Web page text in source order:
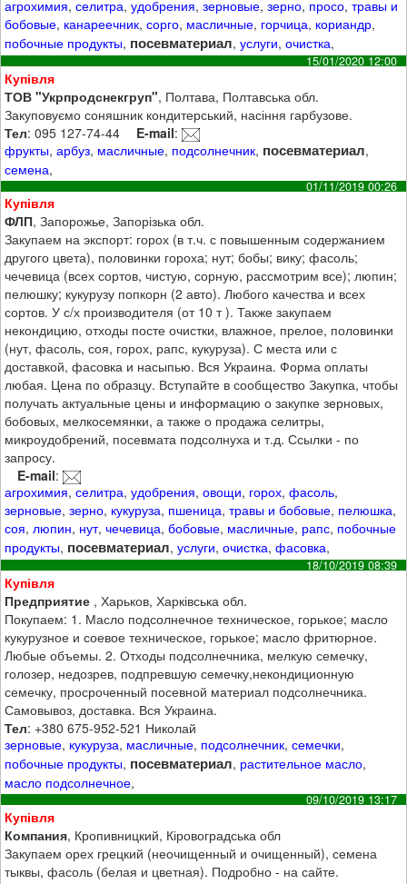
агрохимия,селитра,удобрения,зерновые,зерно, просо,травы и
бобовые, канареечник,сорго, масличные, горчица, кориандр,
побочные продукты, посевматериал,услуги,очистка,
15/01/2020 12:00
Купівля
ТОВ "Укрпродснекгруп", Полтава, Полтавська обл.
Закуповуємо соняшник кондитерський, насіння гарбузове.
Тел: 095 127-74-44 E-mail:
фрукты,арбуз, масличные, подсолнечник, посевматериал,
семена,
01/11/2019 00:26
Купівля
ФЛП, Запорожье, Запорізька обл.
Закупаем на экспорт: горох (в т.ч. с повышенным содержанием
другого цвета), половинки гороха; нут; бобы; вику; фасоль;
чечевица (всех сортов, чистую, сорную, рассмотрим все); люпин;
пелюшку; кукурузу попкорн (2 авто). Любого качества и всех
сортов. У с/х производителя (от 10 т ). Также закупаем
некондицию, отходы посте очистки, влажное, прелое, половинки
(нут, фасоль, соя, горох, рапс, кукуруза). С места или с
доставкой, фасовка и насыпью. Вся Украина. Форма оплаты
любая. Цена по образцу. Вступайте в сообщество Закупка, чтобы
получать актуальные цены и информацию о закупке зерновых,
бобовых, мелкосемянки, а также о продажа селитры,
микроудобрений, посевмата подсолнуха и т.д. Ссылки - по
запросу.
E-mail:
агрохимия,селитра,удобрения,овощи, горох,фасоль,
зерновые,зерно, кукуруза, пшеница,травы и бобовые, пелюшка,
соя,люпин, нут,чечевица,бобовые, масличные, рапс, побочные
продукты, посевматериал,услуги,очистка,фасовка,
18/10/2019 08:39
Купівля
Предприятие , Харьков, Харківська обл.
Покупаем: 1. Масло подсолнечное техническое, горькое; масло
кукурузное и соевое техническое, горькое; масло фритюрное.
Любые объемы. 2. Отходы подсолнечника, мелкую семечку,
голозер, недозрев, подпревшую семечку,некондиционную
семечку, просроченный посевной материал подсолнечника.
Самовывоз, доставка. Вся Украина.
Тел: +380 675-952-521 Николай
зерновые, кукуруза, масличные, подсолнечник,семечки,
побочные продукты, посевматериал, растительное масло,
масло подсолнечное,
09/10/2019 13:17
Купівля
Компания, Кропивницкий, Кіровоградська обл
Закупаем орех грецкий (неочищенный и очищенный), семена
тыквы, фасоль (белая и цветная). Подробно - на сайте.